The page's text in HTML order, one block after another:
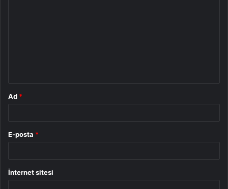
Ad *
E-posta *
İnternet sitesi